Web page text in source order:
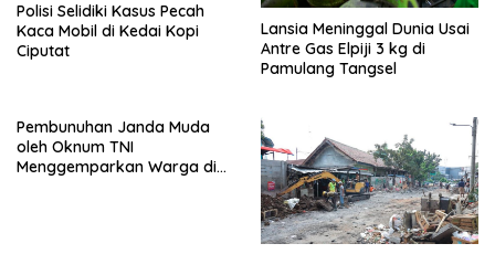
Polisi Selidiki Kasus Pecah
Kaca Mobil di Kedai Kopi
Ciputat
Lansia Meninggal Dunia Usai
Antre Gas Elpiji 3 kg di
Pamulang Tangsel
Pembunuhan Janda Muda
oleh Oknum TNI
Menggemparkan Warga di